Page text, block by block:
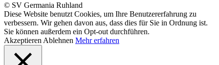
© SV Germania Ruhland
Diese Website benutzt Cookies, um Ihre Benutzererfahrung zu
verbessern. Wir gehen davon aus, dass dies für Sie in Ordnung ist.
Sie können außerdem ein Opt-out durchführen.
Akzeptieren Ablehnen Mehr erfahren